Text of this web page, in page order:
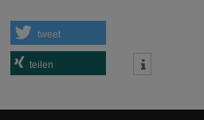
tweet
teilen